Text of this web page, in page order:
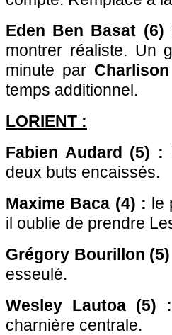
Eden Ben Basat (6)
montrer réaliste. Un
minute par
temps additionnel.
LORIENT :
Fabien Audard (5) :
deux buts encaissés.
Maxime Baca (4) : le
il oublie de prendre
Grégory Bourillon
esseulé.
Wesley Lautoa (5) :
charnière centrale.